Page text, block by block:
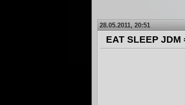
28.05.2011, 20:51
EAT SLEEP